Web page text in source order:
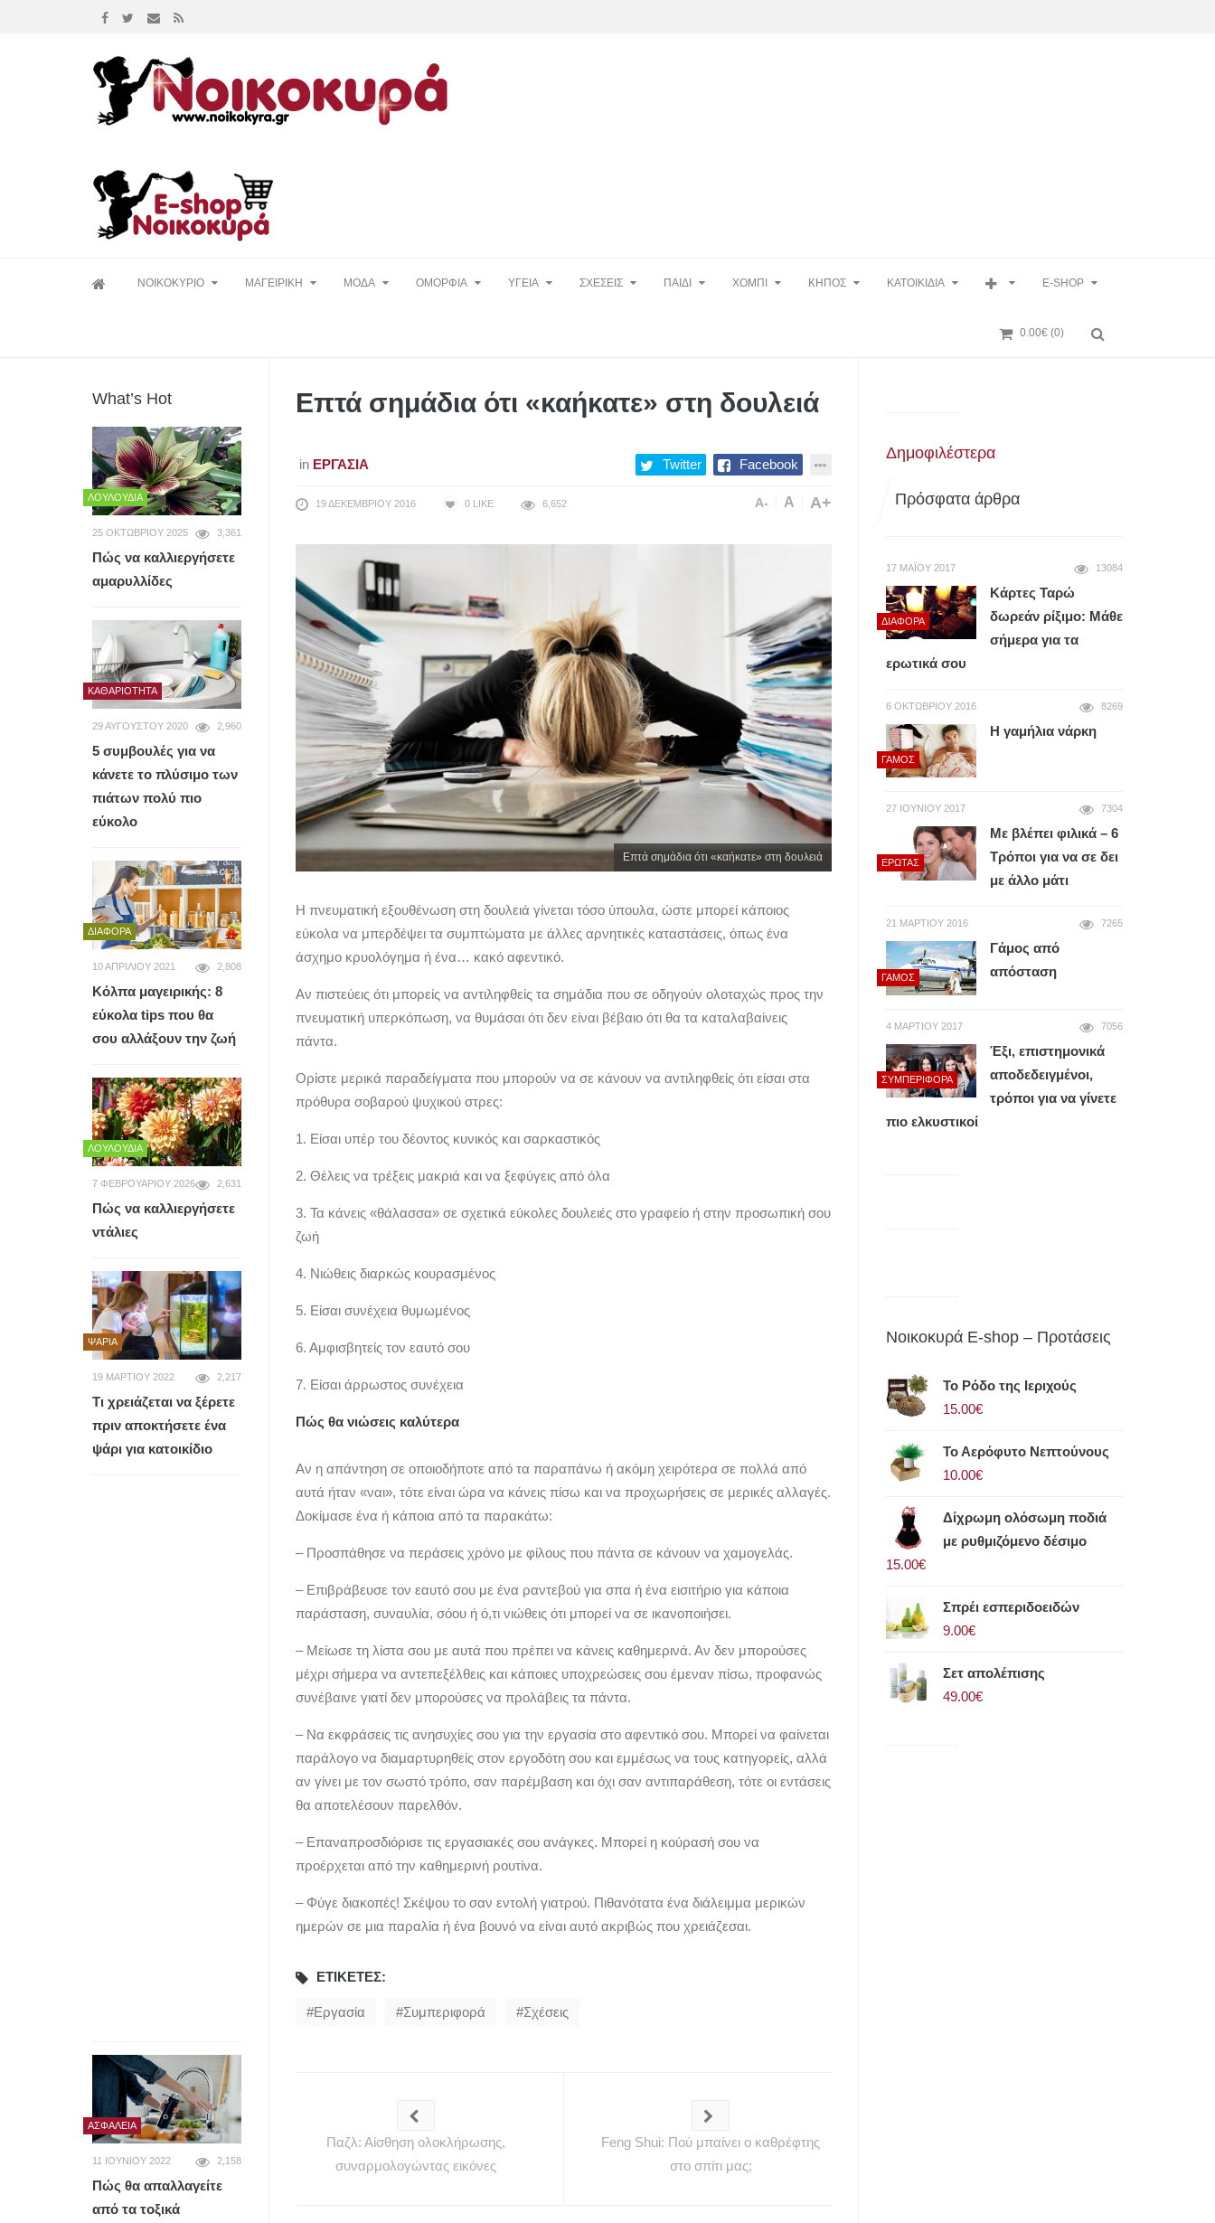
to
ΝΟΙΚΟΚΥΡΙΟ ΜΑΓΕΙΡΙΚΗ ΜΟΔΑ ΟΜΟΡΦΙΑ ΥΓΕΙΑ ΣΧΕΣΕΙΣ ΠΑΙΔΙ ΧΟΜΠΙ ΚΗΠΟΣ ΚΑΤΟΙΚΙΔΙΑ E-SHOP
0.00€ (0)
Επτά σημάδια ότι «καήκατε» στη δουλειά
in ΕΡΓΑΣΊΑ Twitter Facebook
19 ΔΕΚΕΜΒΡΊΟΥ 2016 0 LIKE 6,652 A- A A+
Επτά σημάδια ότι «καήκατε» στη δουλειά
Η πνευματική εξουθένωση στη δουλειά γίνεται τόσο ύπουλα, ώστε μπορεί κάποιος
εύκολα να μπερδέψει τα συμπτώματα με άλλες αρνητικές καταστάσεις, όπως ένα
άσχημο κρυολόγημα ή ένα… κακό αφεντικό.
Αν πιστεύεις ότι μπορείς να αντιληφθείς τα σημάδια που σε οδηγούν ολοταχώς προς την
πνευματική υπερκόπωση, να θυμάσαι ότι δεν είναι βέβαιο ότι θα τα καταλαβαίνεις
πάντα.
Ορίστε μερικά παραδείγματα που μπορούν να σε κάνουν να αντιληφθείς ότι είσαι στα
πρόθυρα σοβαρού ψυχικού στρες:
1. Είσαι υπέρ του δέοντος κυνικός και σαρκαστικός
2. Θέλεις να τρέξεις μακριά και να ξεφύγεις από όλα
3. Τα κάνεις «θάλασσα» σε σχετικά εύκολες δουλειές στο γραφείο ή στην προσωπική σου
ζωή
4. Νιώθεις διαρκώς κουρασμένος
5. Είσαι συνέχεια θυμωμένος
6. Αμφισβητείς τον εαυτό σου
7. Είσαι άρρωστος συνέχεια
Πώς θα νιώσεις καλύτερα
Αν η απάντηση σε οποιοδήποτε από τα παραπάνω ή ακόμη χειρότερα σε πολλά από
αυτά ήταν «ναι», τότε είναι ώρα να κάνεις πίσω και να προχωρήσεις σε μερικές αλλαγές.
Δοκίμασε ένα ή κάποια από τα παρακάτω:
– Προσπάθησε να περάσεις χρόνο με φίλους που πάντα σε κάνουν να χαμογελάς.
– Επιβράβευσε τον εαυτό σου με ένα ραντεβού για σπα ή ένα εισιτήριο για κάποια
παράσταση, συναυλία, σόου ή ό,τι νιώθεις ότι μπορεί να σε ικανοποιήσει.
– Μείωσε τη λίστα σου με αυτά που πρέπει να κάνεις καθημερινά. Αν δεν μπορούσες
μέχρι σήμερα να αντεπεξέλθεις και κάποιες υποχρεώσεις σου έμεναν πίσω, προφανώς
συνέβαινε γιατί δεν μπορούσες να προλάβεις τα πάντα.
– Να εκφράσεις τις ανησυχίες σου για την εργασία στο αφεντικό σου. Μπορεί να φαίνεται
παράλογο να διαμαρτυρηθείς στον εργοδότη σου και εμμέσως να τους κατηγορείς, αλλά
αν γίνει με τον σωστό τρόπο, σαν παρέμβαση και όχι σαν αντιπαράθεση, τότε οι εντάσεις
θα αποτελέσουν παρελθόν.
– Επαναπροσδιόρισε τις εργασιακές σου ανάγκες. Μπορεί η κούρασή σου να
προέρχεται από την καθημερινή ρουτίνα.
– Φύγε διακοπές! Σκέψου το σαν εντολή γιατρού. Πιθανότατα ένα διάλειμμα μερικών
ημερών σε μια παραλία ή ένα βουνό να είναι αυτό ακριβώς που χρειάζεσαι.
ΕΤΙΚΈΤΕΣ:
Εργασία Συμπεριφορά Σχέσεις
Παζλ: Αίσθηση ολοκλήρωσης,
συναρμολογώντας εικόνες
Feng Shui: Πού μπαίνει ο καθρέφτης
στο σπίτι μας;
Δημοφιλέστερα
Πρόσφατα άρθρα
17 ΜΑΪ́ΟΥ 2017 13084
ΔΙΆΦΟΡΑ
Κάρτες Ταρώ
δωρεάν ρίξιμο: Μάθε
σήμερα για τα
ερωτικά σου
6 ΟΚΤΩΒΡΊΟΥ 2016 8269
ΓΆΜΟΣ
Η γαμήλια νάρκη
27 ΙΟΥΝΊΟΥ 2017 7304
ΈΡΩΤΑΣ
Με βλέπει φιλικά – 6
Τρόποι για να σε δει
με άλλο μάτι
21 ΜΑΡΤΊΟΥ 2016 7265
ΓΆΜΟΣ
Γάμος από
απόσταση
4 ΜΑΡΤΊΟΥ 2017 7056
ΣΥΜΠΕΡΙΦΟΡΆ
Έξι, επιστημονικά
αποδεδειγμένοι,
τρόποι για να γίνετε
πιο ελκυστικοί
Νοικοκυρά E-shop – Προτάσεις
Το Ρόδο της Ιεριχούς
15.00€
Το Αερόφυτο Νεπτούνους
10.00€
Δίχρωμη ολόσωμη ποδιά
με ρυθμιζόμενο δέσιμο
15.00€
Σπρέι εσπεριδοειδών
9.00€
Σετ απολέπισης
49.00€
What’s Hot
ΛΟΥΛΟΎΔΙΑ
25 ΟΚΤΩΒΡΊΟΥ 2025 3,361
Πώς να καλλιεργήσετε
αμαρυλλίδες
ΚΑΘΑΡΙΌΤΗΤΑ
29 ΑΥΓΟΎΣΤΟΥ 2020 2,960
5 συμβουλές για να
κάνετε το πλύσιμο των
πιάτων πολύ πιο
εύκολο
ΔΙΆΦΟΡΑ
10 ΑΠΡΙΛΊΟΥ 2021 2,808
Κόλπα μαγειρικής: 8
εύκολα tips που θα
σου αλλάξουν την ζωή
ΛΟΥΛΟΎΔΙΑ
7 ΦΕΒΡΟΥΑΡΊΟΥ 2026 2,631
Πώς να καλλιεργήσετε
ντάλιες
ΨΆΡΙΑ
19 ΜΑΡΤΊΟΥ 2022 2,217
Τι χρειάζεται να ξέρετε
πριν αποκτήσετε ένα
ψάρι για κατοικίδιο
ΑΣΦΆΛΕΙΑ
11 ΙΟΥΝΊΟΥ 2022 2,158
Πώς θα απαλλαγείτε
από τα τοξικά